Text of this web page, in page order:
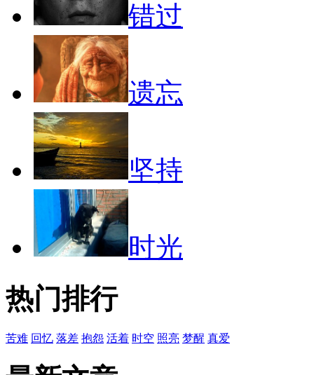
错过
遗忘
坚持
时光
热门排行
苦难 回忆 落差 抱怨 活着 时空 照亮 梦醒 真爱